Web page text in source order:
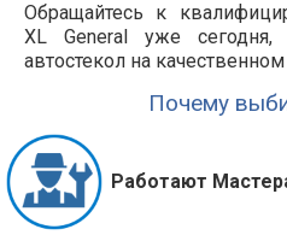
Обращайтесь к
XL General уже сегодня,
автостекол на
Почему
Работают